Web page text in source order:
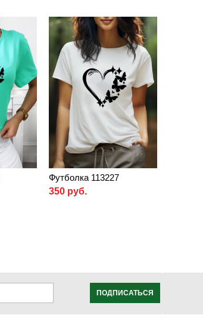
Футболка 113227
350 руб.
ПОДПИСАТЬСЯ